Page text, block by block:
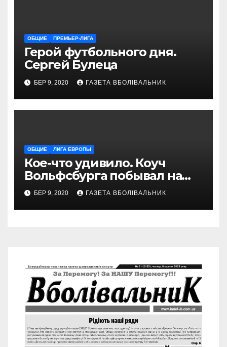
ОБЩИЕ ПРЕМЬЕР-ЛИГА
Герой футбольного дня.
Сергей Булеца
БЕР 9, 2020 ГАЗЕТА ВБОЛІВАЛЬНИК
ОБЩИЕ ЛИГА ЕВРОПЫ
Кое-что удивило. Коуч
Вольфсбурга побывал на
матче Шахтера с Колосом
БЕР 9, 2020 ГАЗЕТА ВБОЛІВАЛЬНИК